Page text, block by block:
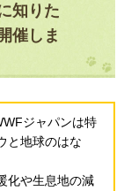
知りた
催しま
ジャパンは特
と地球のはな
化や生息地の減